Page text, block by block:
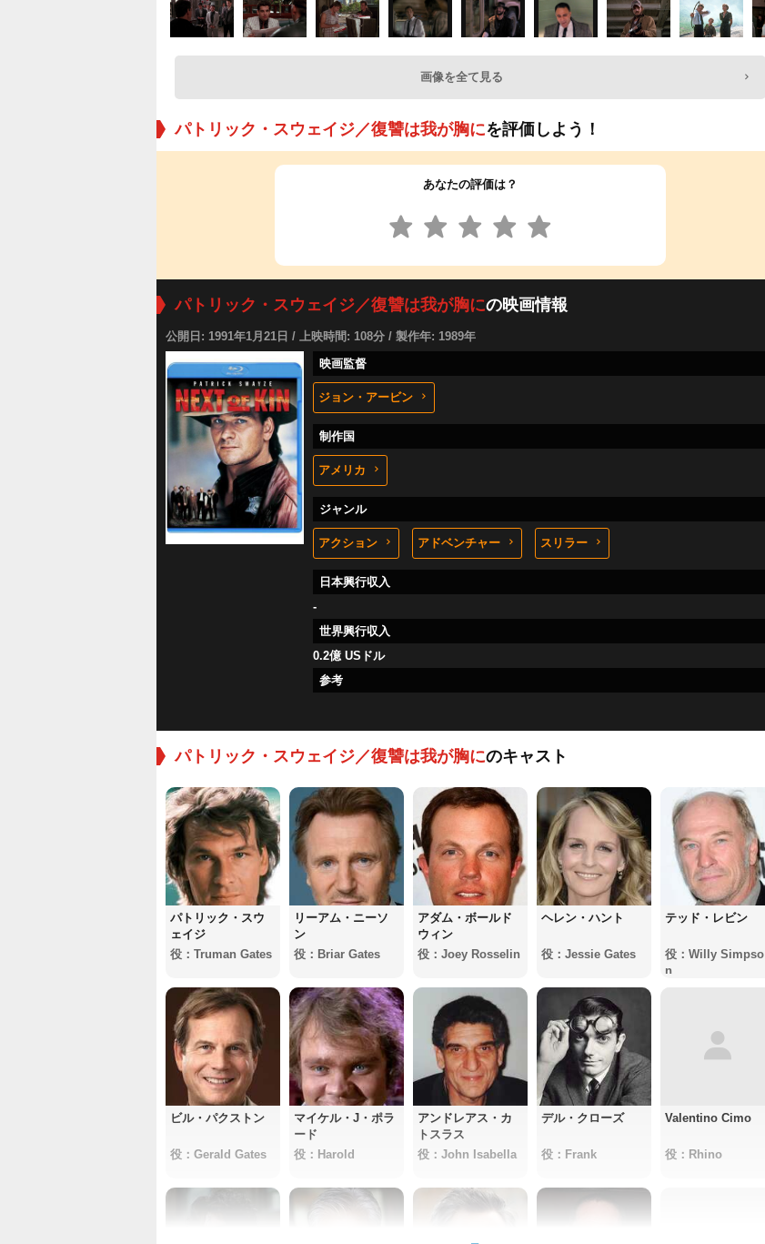
画像を全て見る
パトリック・スウェイジ／復讐は我が胸にを評価しよう！
あなたの評価は？
パトリック・スウェイジ／復讐は我が胸にの映画情報
公開日: 1991年1月21日 / 上映時間: 108分 / 製作年: 1989年
映画監督
ジョン・アービン
制作国
アメリカ
ジャンル
アクション アドベンチャー スリラー
日本興行収入
-
世界興行収入
0.2億 USドル
参考
パトリック・スウェイジ／復讐は我が胸にのキャスト
パトリック・スウ
ェイジ
役：Truman Gates
リーアム・ニーソ
ン
役：Briar Gates
アダム・ボールド
ウィン
役：Joey Rosselin
ヘレン・ハント
役：Jessie Gates
テッド・レビン
役：Willy Simpso
n
ビル・パクストン
役：Gerald Gates
マイケル・J・ポラ
ード
役：Harold
アンドレアス・カ
トスラス
役：John Isabella
デル・クローズ
役：Frank
Valentino Cimo
役：Rhino